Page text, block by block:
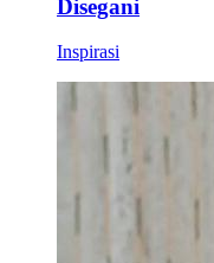
Disegani
Inspirasi